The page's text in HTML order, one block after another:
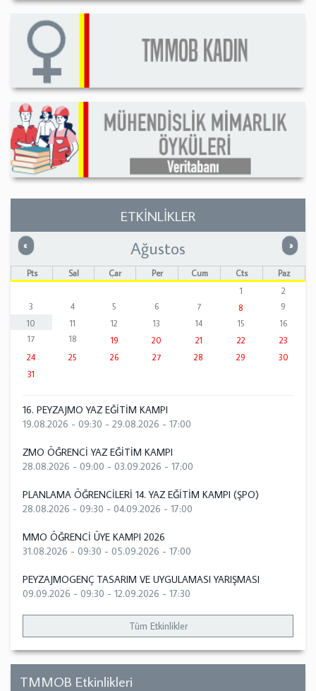
ETKİNLİKLER
« Önceki »
Ağustos
Pts Sal Çar Per Cum Cts
Paz
1
2
3
4 5 6 7 8
9
10
11 12 13 14 15
16
17
18 19 20 21 22
23
24
25 26 27 28 29
30
31
16. PEYZAJMO YAZ EĞİTİM KAMPI
19.08.2026 - 09:30 - 29.08.2026 - 17:00
ZMO ÖĞRENCİ YAZ EĞİTİM KAMPI
28.08.2026 - 09:00 - 03.09.2026 - 17:00
PLANLAMA ÖĞRENCİLERİ 14. YAZ EĞİTİM KAMPI (ŞPO)
28.08.2026 - 09:30 - 04.09.2026 - 17:00
MMO ÖĞRENCİ ÜYE KAMPI 2026
31.08.2026 - 09:30 - 05.09.2026 - 17:00
PEYZAJMOGENÇ TASARIM VE UYGULAMASI YARIŞMASI
09.09.2026 - 09:30 - 12.09.2026 - 17:30
Tüm Etkinlikler
TMMOB Etkinlikleri